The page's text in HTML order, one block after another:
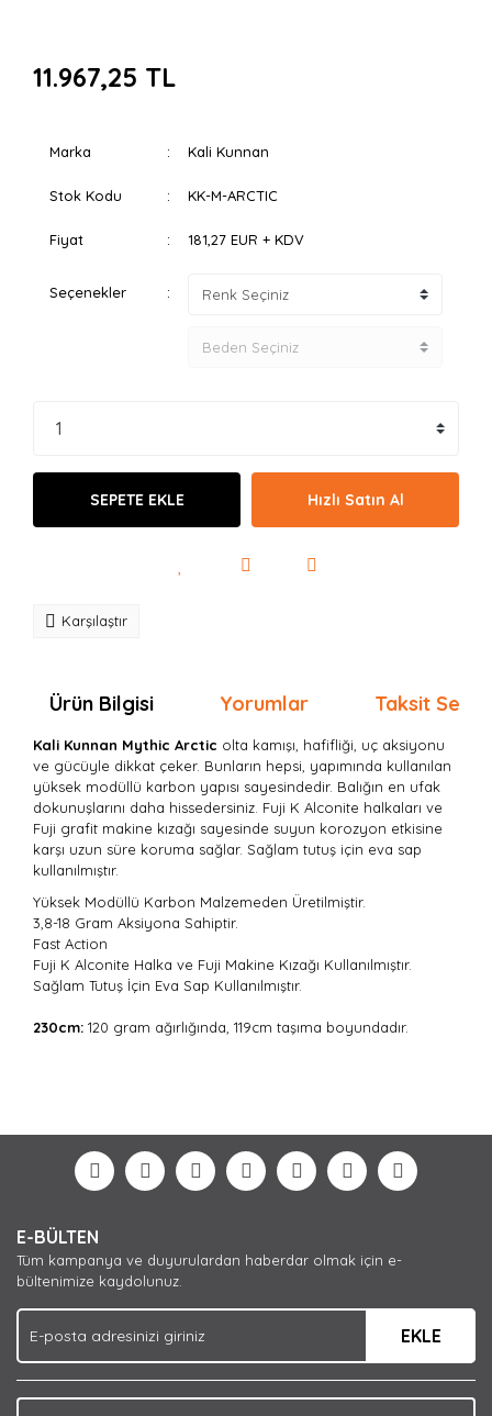
11.967,25 TL
Marka Kali Kunnan
Stok Kodu KK-M-ARCTIC
Fiyat 181,27 EUR + KDV
Seçenekler
SEPETE EKLE Hızlı Satın Al
Karşılaştır
Ürün Bilgisi Yorumlar Taksit
Kali Kunnan Mythic Arctic olta kamışı, hafifliği, uç aksiyonu
ve gücüyle dikkat çeker. Bunların hepsi, yapımında kullanılan
yüksek modüllü karbon yapısı sayesindedir. Balığın en ufak
dokunuşlarını daha hissedersiniz. Fuji K Alconite halkaları ve
Fuji grafit makine kızağı sayesinde suyun korozyon etkisine
karşı uzun süre koruma sağlar. Sağlam tutuş için eva sap
kullanılmıştır.
Yüksek Modüllü Karbon Malzemeden Üretilmiştir.
3,8-18 Gram Aksiyona Sahiptir.
Fast Action
Fuji K Alconite Halka ve Fuji Makine Kızağı Kullanılmıştır.
Sağlam Tutuş İçin Eva Sap Kullanılmıştır.
230cm: 120 gram ağırlığında, 119cm taşıma boyundadır.
Yorum Yaz
formunu kullanarak tarafımıza iletebilirsiniz.
Görüş ve önerileriniz için teşekkür ederiz.
Ürün açıklamasında eksik bilgiler bulunuyor.
Ürün bilgilerinde hatalar bulunuyor.
Ürün fiyatı diğer sitelerden daha pahalı.
Bu ürüne benzer farklı alternatifler olmalı.
E-BÜLTEN
Tüm kampanya ve duyurulardan haberdar olmak için e-
bültenimize kaydolunuz.
EKLE